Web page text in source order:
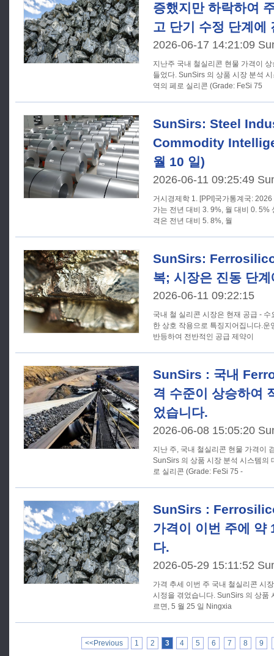
증했지만 하락하여
고 단기 수정 단계에
2026-06-17 14:21:09
지난주 국내 철실리콘 현물 가격이
들었다. SunSirs 의 상품 시장 분석
역의 페로 실리콘 (Grade: FeSi 75
SunSirs: Steel
Commodity
월 10 일)
2026-06-11 09:25:49
거시경제학 1. [PPI]국가통계국: 2026 년 5 월, 중국의 산업제품 생산자
가는 전년 대비 3. 9%, 월 대비 0. 5%
격은 전년 대비 5. 8%, 월
SunSirs:
복; 시장은 진동 단
2026-06-11 09:22:15
국내 철 실리콘 시장은 현재 공급 -
한 상호 작용으로 특징지어집니다.
반등하여 전반적인 공급 제약이
SunSirs : 국내
격 수준이 상승하여
었습니다.
2026-06-08 15:05:20
지난 주, 국내 철실리콘 현물 가격이
SunSirs 의 상품 시장 분석 시스템의
로 실리콘 (Grade: FeSi 75 -
SunSirs :
가격이 이번 주에 약
다.
2026-05-29 15:11:52
가격 추세 이번 주 국내 철실리콘 시장의 현물 가격이 하락하여 약간의
시정을 겪었습니다. SunSirs 의 상품
르면, 5 월 25 일 Ningxia
<<Previous 1 2 3 4 5 6 7 8 9